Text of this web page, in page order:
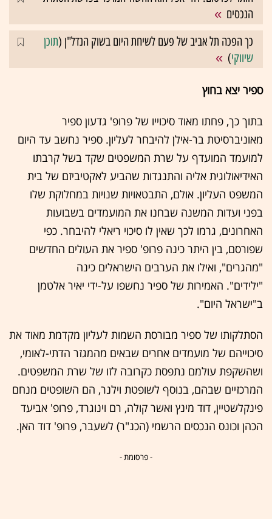
הנכסים
כך הפכה תל אביב של פעם לשיחת היום בשוק הנדל"ן (תוכן
שיווקי)
ספיר יצא בחוץ
בתוך כך, פחתו מאוד סיכוייו של פרופ' גדעון ספיר
מאוניברסיטת בר-אילן להיבחר לעליון. ספיר נחשב עד היום
למועמד המועדף על שרת המשפטים שקד בשל קרבתו
האידיאולוגית אליה והתנגדות שהביע לאקטיביזם של בית
המשפט העליון. אולם, התבטאויות שנויות במחלוקת שלו
בפני ועדות המשנה שבחנו את המועמדים בשבועות
האחרונים, גרמו לכך שאין לו סיכוי ריאלי להיבחר. כפי
שפורסם, בין היתר כינה פרופ' ספיר את העולים החדשים
"מהגרים", ואילו את הערבים הישראלים כינה
"ילידים". האמירות של ספיר נחשפו על-ידי יאיר אלטמן
ב"ישראל היום".
הסתלקותו של ספיר מבורסת השמות לעליון מקדמת מאוד את
סיכוייהם של מועמדים אחרים שבאים מהמגזר הדתי-לאומי,
ושהשקפת עולמם נתפסת כקרובה לזו של שרת המשפטים.
המרכזיים שבהם, בנוסף לשופטת וילנר, הם השופטים מנחם
פינקלשטיין, דוד מינץ ואשר קולה, רם וינוגרד, פרופ' אביעד
הכהן וכונס הנכסים הרשמי (הכנ"ר) לשעבר, פרופ' דוד האן.
- פרסומת -